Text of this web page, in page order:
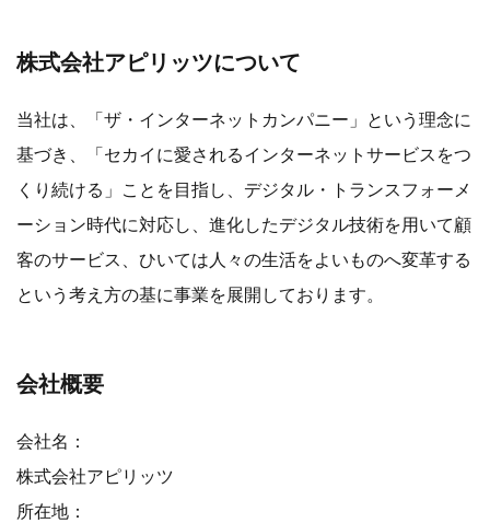
株式会社アピリッツについて
当社は、「ザ・インターネットカンパニー」という理念に
基づき、「セカイに愛されるインターネットサービスをつ
くり続ける」ことを目指し、デジタル・トランスフォーメ
ーション時代に対応し、進化したデジタル技術を用いて顧
客のサービス、ひいては人々の生活をよいものへ変革する
という考え方の基に事業を展開しております。
会社概要
会社名：
株式会社アピリッツ
所在地：